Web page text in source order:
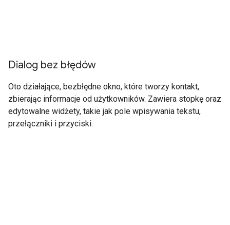
Dialog bez błędów
Oto działające, bezbłędne okno, które tworzy kontakt,
zbierając informacje od użytkowników. Zawiera stopkę oraz
edytowalne widżety, takie jak pole wpisywania tekstu,
przełączniki i przyciski: